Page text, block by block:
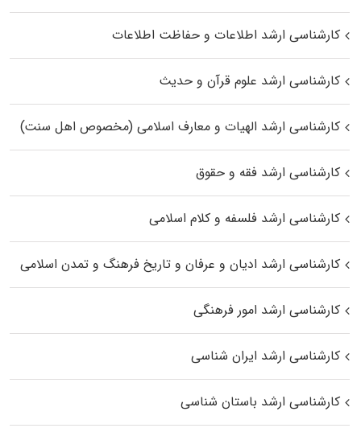
کارشناسی ارشد اطلاعات و حفاظت اطلاعات
کارشناسی ارشد علوم قرآن و حدیث
کارشناسی ارشد الهیات و معارف اسلامی (مخصوص اهل سنت)
کارشناسی ارشد فقه و حقوق
کارشناسی ارشد فلسفه و کلام اسلامی
کارشناسی ارشد ادیان و عرفان و تاریخ فرهنگ و تمدن اسلامی
کارشناسی ارشد امور فرهنگی
کارشناسی ارشد ایران شناسی
کارشناسی ارشد باستان شناسی